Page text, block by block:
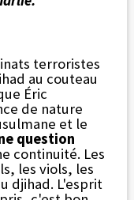
terroristes
au couteau
Éric
de nature
et le
question
continuité. Les
les viols, les
djihad. L'esprit